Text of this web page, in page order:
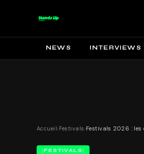
NEWS INTERVIEWS
Accueil› Festivals ›
FESTIVALS